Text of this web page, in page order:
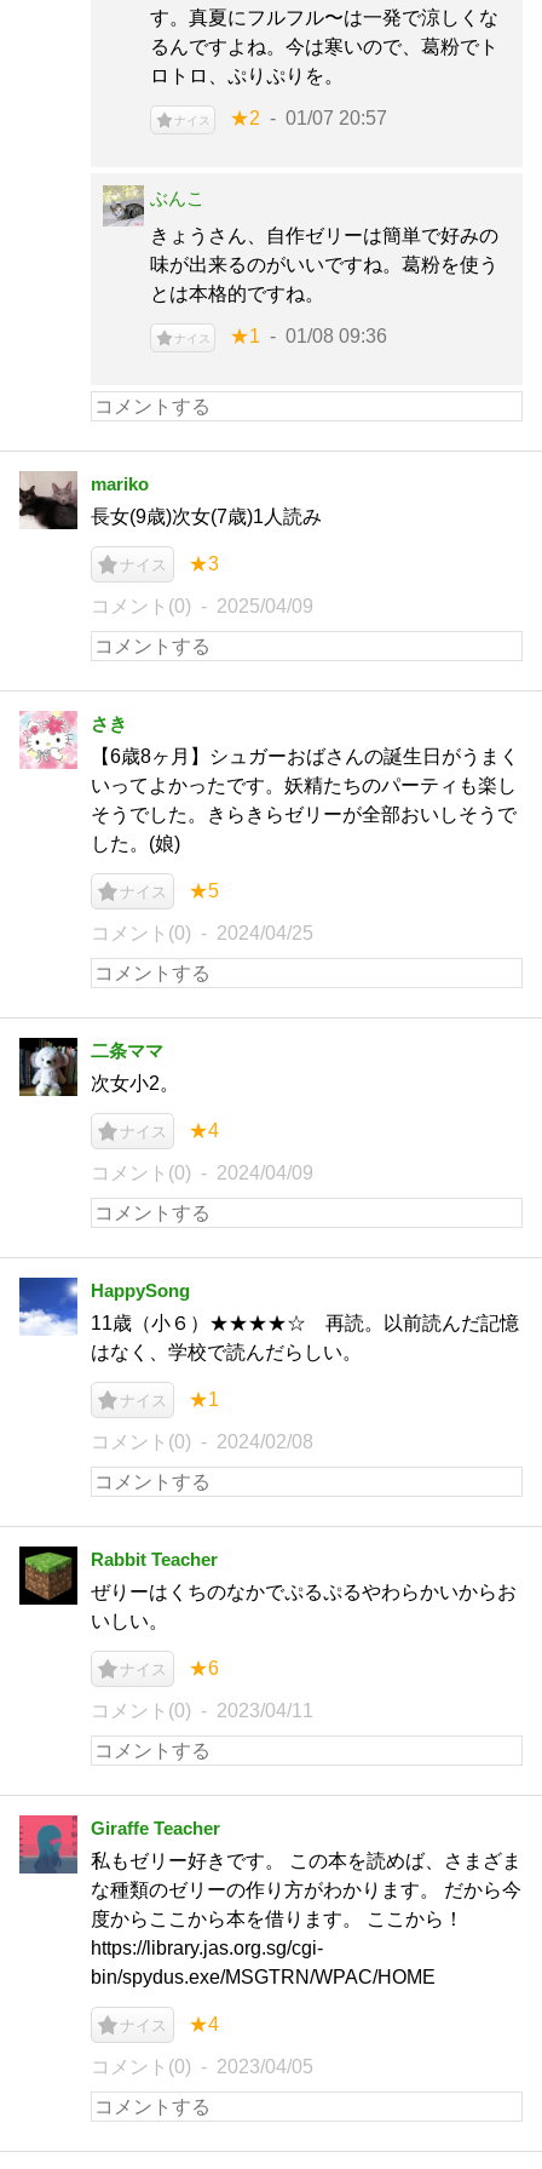
す。真夏にフルフル〜は一発で涼しくな
るんですよね。今は寒いので、葛粉でト
ロトロ、ぷりぷりを。
ナイス ★2 01/07 20:57
ぶんこ
きょうさん、自作ゼリーは簡単で好みの
味が出来るのがいいですね。葛粉を使う
とは本格的ですね。
ナイス ★1 01/08 09:36
mariko
長女(9歳)次女(7歳)1人読み
ナイス ★3
コメント(0) 2025/04/09
さき
【6歳8ヶ月】シュガーおばさんの誕生日がうまく
いってよかったです。妖精たちのパーティも楽し
そうでした。きらきらゼリーが全部おいしそうで
した。(娘)
ナイス ★5
コメント(0) 2024/04/25
二条ママ
次女小2。
ナイス ★4
コメント(0) 2024/04/09
HappySong
11歳（小６）★★★★☆ 再読。以前読んだ記憶
はなく、学校で読んだらしい。
ナイス ★1
コメント(0) 2024/02/08
Rabbit Teacher
ぜりーはくちのなかでぷるぷるやわらかいからお
いしい。
ナイス ★6
コメント(0) 2023/04/11
Giraffe Teacher
私もゼリー好きです。 この本を読めば、さまざま
な種類のゼリーの作り方がわかります。 だから今
度からここから本を借ります。 ここから！
https://library.jas.org.sg/cgi-
bin/spydus.exe/MSGTRN/WPAC/HOME
ナイス ★4
コメント(0) 2023/04/05